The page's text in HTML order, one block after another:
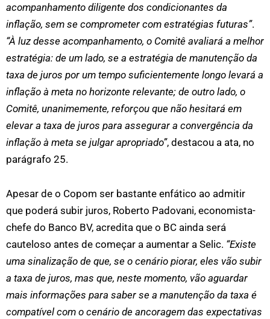
acompanhamento diligente dos condicionantes da
inflação, sem se comprometer com estratégias futuras”.
“À luz desse acompanhamento, o Comitê avaliará a melhor
estratégia: de um lado, se a estratégia de manutenção da
taxa de juros por um tempo suficientemente longo levará a
inflação à meta no horizonte relevante; de outro lado, o
Comitê, unanimemente, reforçou que não hesitará em
elevar a taxa de juros para assegurar a convergência da
inflação à meta se julgar apropriado”, destacou a ata, no
parágrafo 25.
Apesar de o Copom ser bastante enfático ao admitir
que poderá subir juros, Roberto Padovani, economista-
chefe do Banco BV, acredita que o BC ainda será
cauteloso antes de começar a aumentar a Selic. “Existe
uma sinalização de que, se o cenário piorar, eles vão subir
a taxa de juros, mas que, neste momento, vão aguardar
mais informações para saber se a manutenção da taxa é
compatível com o cenário de ancoragem das expectativas